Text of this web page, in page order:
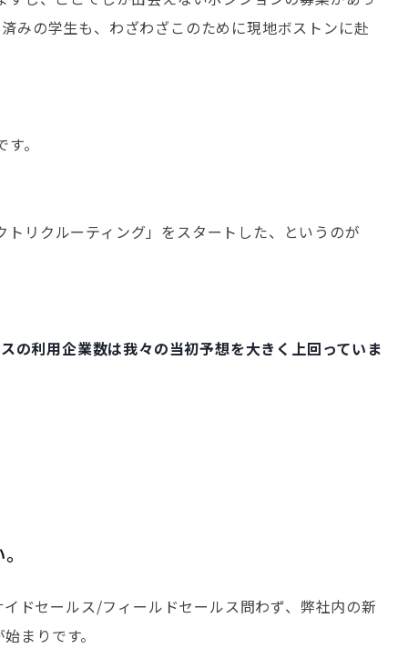
みの学生も、わざわざこのために現地ボストンに赴
。
リクルーティング」をスタートした、というのが
の利用企業数は我々の当初予想を大きく上回っていま
ドセールス/フィールドセールス問わず、弊社内の新
まりです。